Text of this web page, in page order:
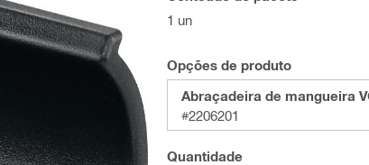
1 un
Opções de produto
Abraçadeira de mangueira
#2206201
Quantidade